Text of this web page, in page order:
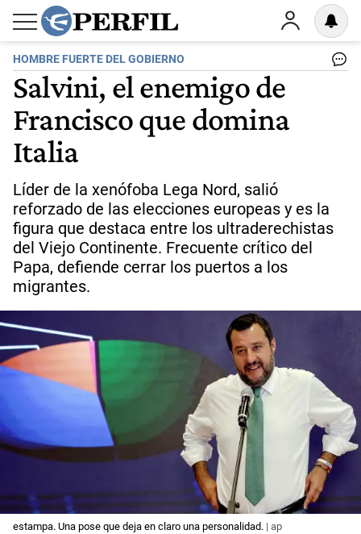
HOMBRE FUERTE DEL GOBIERNO
Salvini, el enemigo de
Francisco que domina
Italia
Líder de la xenófoba Lega Nord, salió
reforzado de las elecciones europeas y es la
figura que destaca entre los ultraderechistas
del Viejo Continente. Frecuente crítico del
Papa, defiende cerrar los puertos a los
migrantes.
estampa. Una pose que deja en claro una personalidad. | ap